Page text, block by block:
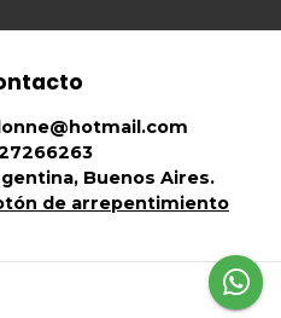
Buenos Aires.
de arrepentimiento